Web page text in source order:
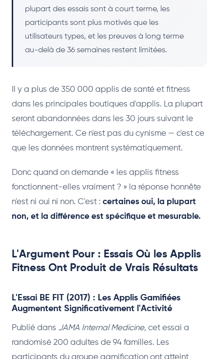
plupart des essais sont à court terme, les
participants sont plus motivés que les
utilisateurs types, et les preuves à long terme
au-delà de 36 semaines restent limitées.
Il y a plus de 350 000 applis de santé et fitness
dans les principales boutiques d'applis. La plupart
seront abandonnées dans les 30 jours suivant le
téléchargement. Ce n'est pas du cynisme — c'est ce
que les données montrent systématiquement.
Donc quand on demande « les applis fitness
fonctionnent-elles vraiment ? » la réponse honnête
n'est ni oui ni non. C'est : certaines oui, la plupart
non, et la différence est spécifique et mesurable.
L'Argument Pour : Essais Où les Applis
Fitness Ont Produit de Vrais Résultats
L'Essai BE FIT (2017) : Les Applis Gamifiées
Augmentent Significativement l'Activité
Publié dans JAMA Internal Medicine, cet essai a
randomisé 200 adultes de 94 familles. Les
participants du groupe gamification ont atteint